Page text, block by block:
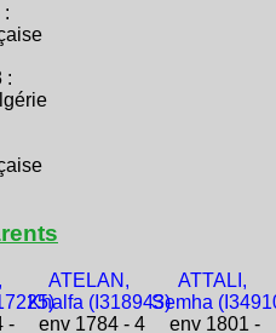
:
:
-
ATELAN,
Khalfa (I318943)
env 1784 - 4
ATTALI,
Semha
env 1801 -